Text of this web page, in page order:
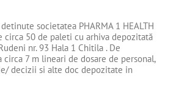
societatea PHARMA 1 HEALTH
circa 50 de paleti cu arhiva depozitată
nr. 93 Hala 1 Chitila . De
circa 7 m lineari de dosare de personal,
decizii si alte doc depozitate in